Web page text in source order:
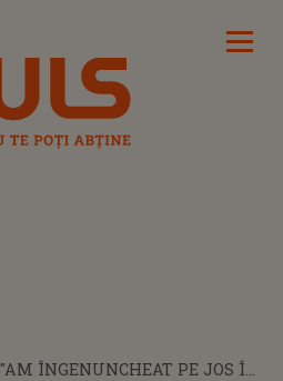
"AM ÎNGENUNCHEAT PE JOS ÎN